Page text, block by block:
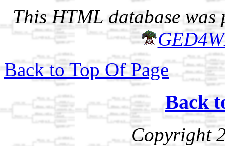
This HTML database was
Back to Top Of Page
Back
Copyright